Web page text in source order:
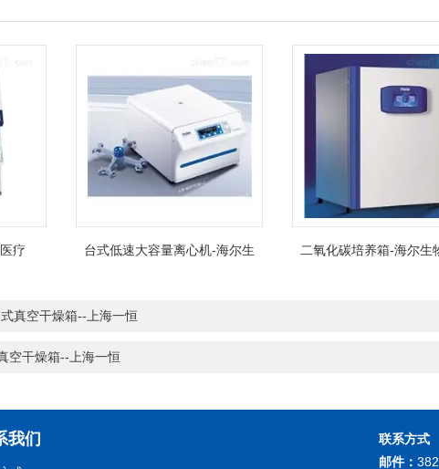
疗
台式低速大容量离心机-海尔生
二氧化碳培养箱-海尔生
真空干燥箱--上海一恒
空干燥箱--上海一恒
我们
联系方式
邮件：